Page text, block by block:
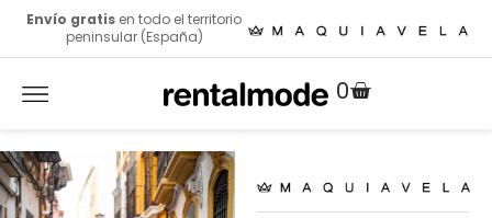
Envío gratis en todo el territorio
peninsular (España)
0